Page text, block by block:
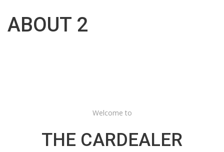
ABOUT 2
Welcome to
THE CARDEALER